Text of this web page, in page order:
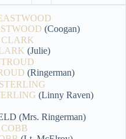
(Coogan)
(Julie)
(Ringerman)
(Linny Raven)
(Mrs. Ringerman)